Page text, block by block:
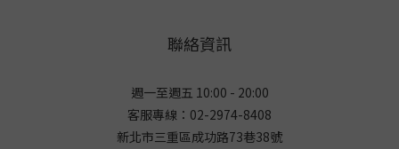
聯絡資訊
週一至週五 10:00 - 20:00
客服專線：02-2974-8408
新北市三重區成功路73巷38號